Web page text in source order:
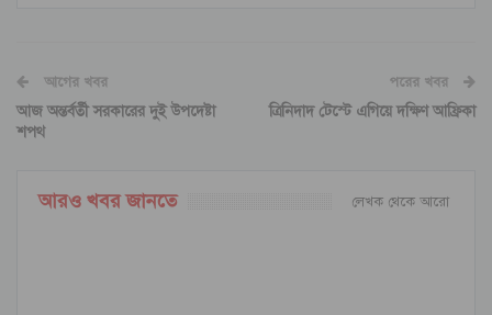
আগের খবর
আজ অন্তর্বর্তী সরকারের দুই উপদেষ্টা
শপথ
পরের খবর
ত্রিনিদাদ টেস্টে এগিয়ে দক্ষিণ আফ্রিকা
আরও খবর জানতে লেখক থেকে আরো